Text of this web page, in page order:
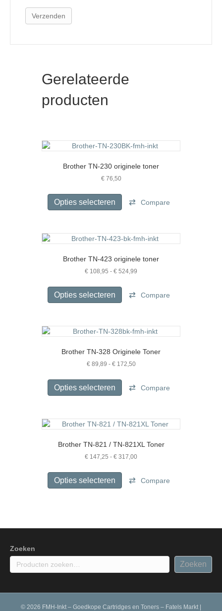
Gerelateerde
producten
Brother TN-230 originele toner
€76,50
Opties selecteren
product
Deze
kan
gekozen
de
Compare
Brother TN-423 originele toner
€ 108,95 - € 524,99
€ 524,99
Opties selecteren
product
Deze
kan
gekozen
de
Compare
Brother TN-328 Originele Toner
€89,89 - €172,50Prijsklasse:
€ 172,50
Opties selecteren
product
Deze
kan
gekozen
de
Compare
Brother TN-821 / TN-821XL Toner
€ 147,25 - € 317,00Prijsklasse:
€ 317,00
Opties selecteren
product
optie
worden
Compare
Zoeken
Zoeken
© 2026 FMH-Inkt – Goedkope Cartridges en Toners – Fatels Markt |